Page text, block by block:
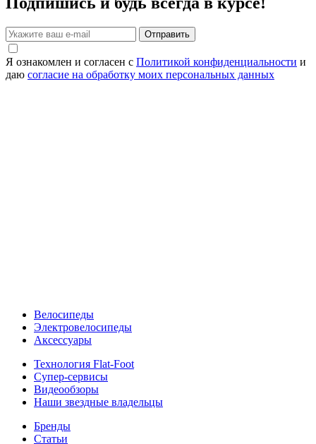
Отправить
Я ознакомлен и согласен с Политикой конфиденциальности и
даю согласие на обработку моих персональных данных
Велосипеды
Электровелосипеды
Аксессуары
Технология Flat-Foot
Супер-сервисы
Видеообзоры
Наши звездные владельцы
Бренды
Статьи